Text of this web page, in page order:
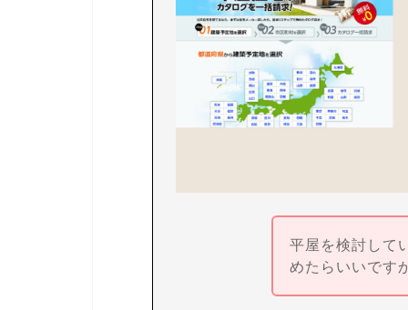
平屋を検討して
めたらいいです